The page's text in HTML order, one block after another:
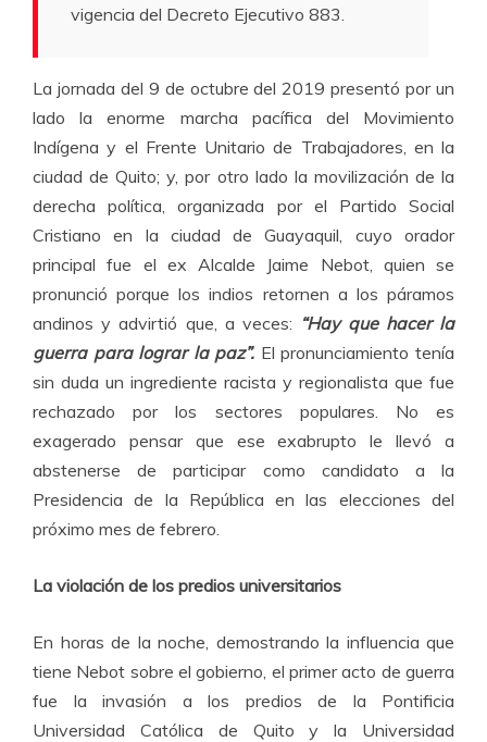
vigencia del Decreto Ejecutivo 883.
La jornada del 9 de octubre del 2019 presentó por un
lado la enorme marcha pacífica del Movimiento
Indígena y el Frente Unitario de Trabajadores, en la
ciudad de Quito; y, por otro lado la movilización de la
derecha política, organizada por el Partido Social
Cristiano en la ciudad de Guayaquil, cuyo orador
principal fue el ex Alcalde Jaime Nebot, quien se
pronunció porque los indios retornen a los páramos
andinos y advirtió que, a veces: “Hay que hacer la
guerra para lograr la paz”. El pronunciamiento tenía
sin duda un ingrediente racista y regionalista que fue
rechazado por los sectores populares. No es
exagerado pensar que ese exabrupto le llevó a
abstenerse de participar como candidato a la
Presidencia de la República en las elecciones del
próximo mes de febrero.
La violación de los predios universitarios
En horas de la noche, demostrando la influencia que
tiene Nebot sobre el gobierno, el primer acto de guerra
fue la invasión a los predios de la Pontificia
Universidad Católica de Quito y la Universidad